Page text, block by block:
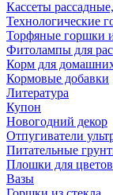
Кассеты
Технологические
Торфяные горшки
Фитолампы для
Корм для
Кормовые добавки
Литература
Купон
Новогодний декор
Отпугиватели
Питательные
Плошки для цветов
Вазы